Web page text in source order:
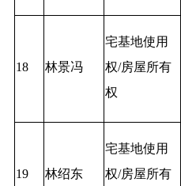
18 林景冯
宅基地使用
权/房屋所有
权
19 林绍东
宅基地使用
权/房屋所有